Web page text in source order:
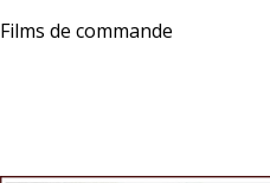
Films de commande